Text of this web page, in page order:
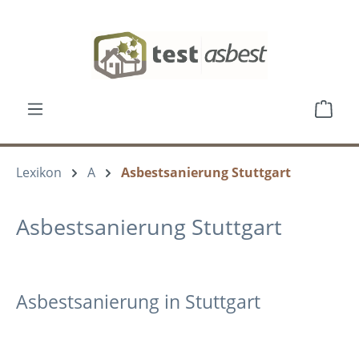
Lexikon A Asbestsanierung Stuttgart
Asbestsanierung Stuttgart
Asbestsanierung in Stuttgart